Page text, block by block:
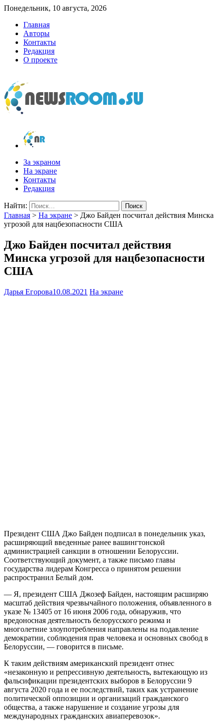
Понедельник, 10 августа, 2026
Главная
Авторы
Контакты
Редакция
О проекте
newsroom.su
Новости о новостях
За экраном
На экране
Контакты
Редакция
Найти:
Главная > На экране > Джо Байден посчитал действия Минска
угрозой для нацбезопасности США
Джо Байден посчитал действия
Минска угрозой для нацбезопасности
США
Дарья Егорова10.08.2021 На экране
Президент США Джо Байден подписал в понедельник указ,
расширяющий введенные ранее вашингтонской
администрацией санкции в отношении Белоруссии.
Соответствующий документ, а также письмо главы
государства лидерам Конгресса о принятом решении
распространил Белый дом.
— Я, президент США Джозеф Байден, настоящим расширяю
масштаб действия чрезвычайного положения, объявленного в
указе № 13405 от 16 июня 2006 года, обнаружив, что
вредоносная деятельность белорусского режима и
многолетние злоупотребления направлены на подавление
демократии, соблюдения прав человека и основных свобод в
Белоруссии, — говорится в письме.
К таким действиям американский президент отнес
«незаконную и репрессивную деятельность, вытекающую из
фальсификации президентских выборов в Белоруссии 9
августа 2020 года и ее последствий, таких как устранение
политической оппозиции и организаций гражданского
общества, а также нарушение и создание угрозы для
международных гражданских авиаперевозок».